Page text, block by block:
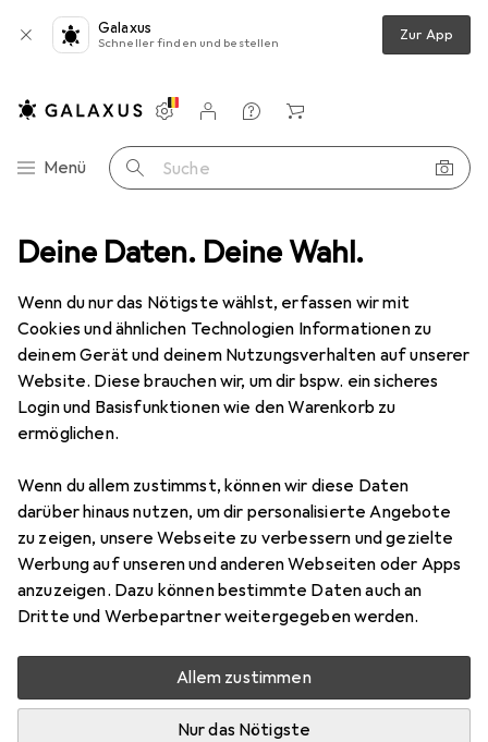
Deine Daten. Deine Wahl.
Wenn du nur das Nötigste wählst, erfassen wir mit
Cookies und ähnlichen Technologien Informationen zu
deinem Gerät und deinem Nutzungsverhalten auf unserer
Website. Diese brauchen wir, um dir bspw. ein sicheres
Login und Basisfunktionen wie den Warenkorb zu
ermöglichen.
Wenn du allem zustimmst, können wir diese Daten
darüber hinaus nutzen, um dir personalisierte Angebote
zu zeigen, unsere Webseite zu verbessern und gezielte
Werbung auf unseren und anderen Webseiten oder Apps
anzuzeigen. Dazu können bestimmte Daten auch an
Dritte und Werbepartner weitergegeben werden.
Allem zustimmen
Nur das Nötigste
Galaxus
Schneller finden und bestellen Zur App
Navigation nach Kategorien
Menü Suche
Einstellungen
Kundenkonto
Vergleichslisten
Merklisten
Warenkorb
Gesamtsortiment Tierbedarf Nager
Nager
EntdeckenForum
Bestseller